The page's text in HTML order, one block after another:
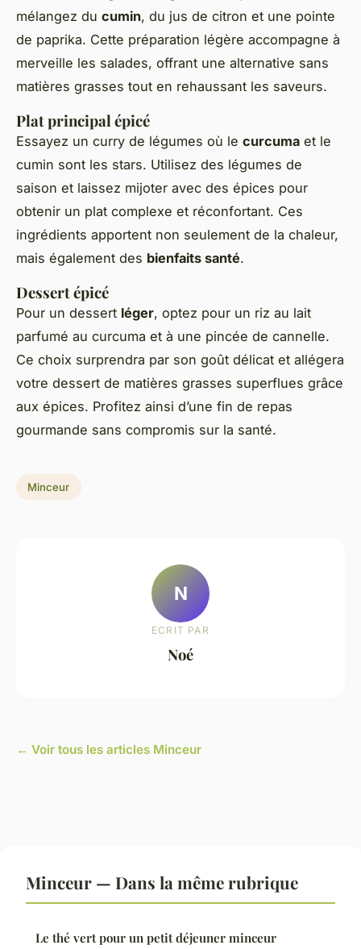
mélangez du cumin, du jus de citron et une pointe
de paprika. Cette préparation légère accompagne à
merveille les salades, offrant une alternative sans
matières grasses tout en rehaussant les saveurs.
Plat principal épicé
Essayez un curry de légumes où le curcuma et le
cumin sont les stars. Utilisez des légumes de
saison et laissez mijoter avec des épices pour
obtenir un plat complexe et réconfortant. Ces
ingrédients apportent non seulement de la chaleur,
mais également des bienfaits santé.
Dessert épicé
Pour un dessert léger, optez pour un riz au lait
parfumé au curcuma et à une pincée de cannelle.
Ce choix surprendra par son goût délicat et allégera
votre dessert de matières grasses superflues grâce
aux épices. Profitez ainsi d’une fin de repas
gourmande sans compromis sur la santé.
Minceur
N
ECRIT PAR
Noé
← Voir tous les articles Minceur
Minceur — Dans la même rubrique
Le thé vert pour un petit déjeuner minceur